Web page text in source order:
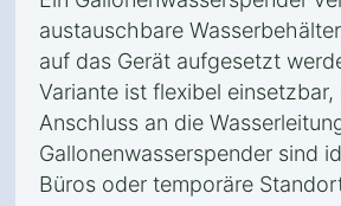
austauschbare
auf das Gerät aufgesetzt
Variante ist flexibel einsetzbar,
Anschluss an die
Gallonenwasserspender sind
Büros oder temporäre